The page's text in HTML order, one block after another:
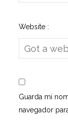
Website :
Guarda mi
navegador